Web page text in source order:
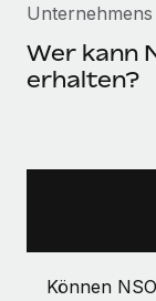
aller Größen
Wer kann
erhalten?
Können